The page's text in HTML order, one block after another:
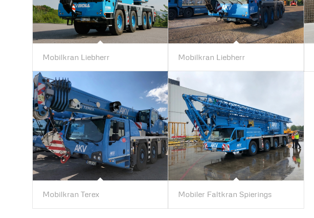
Mobilkran Liebherr Mobilkran Liebherr
Mobilkran Terex Mobiler Faltkran Spierings